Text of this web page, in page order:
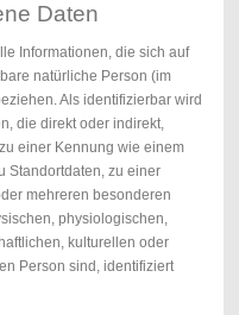
Daten
Informationen, die sich auf
natürliche Person (im
Als identifizierbar wird
die direkt oder indirekt,
einer Kennung wie einem
Standortdaten, zu einer
mehreren besonderen
physiologischen,
kulturellen oder
Person sind, identifiziert